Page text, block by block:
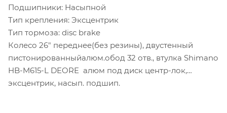
Подшипники: Насыпной
Тип крепления: Экcцентрик
Тип тормоза: disc brake
Колесо 26" переднее(без резины), двустенный
пистонированныйалюм.обод 32 отв., втулка Shimano
HB-M615-L DEORE алюм под диск центр-лок,
эксцентрик, насып. подшип.